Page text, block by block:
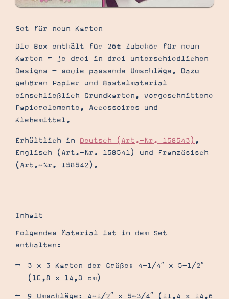
Set für neun Karten
Die Box enthält für 26€ Zubehör für neun
Karten – je drei in drei unterschiedlichen
Designs – sowie passende Umschläge. Dazu
gehören Papier und Bastelmaterial
einschließlich Grundkarten, vorgeschnittene
Papierelemente, Accessoires und
Klebemittel.
Erhältlich in Deutsch (Art.-Nr. 158543) ,
Englisch (Art.-Nr. 158541) und Französisch
(Art.-Nr. 158542).
Inhalt
Folgendes Material ist in dem Set
enthalten:
3 x 3 Karten der Größe: 4-1/4″ x 5-1/2″
(10,8 x 14,0 cm)
9 Umschläge: 4-1/2″ x 5-3/4″ (11,4 x 14,6